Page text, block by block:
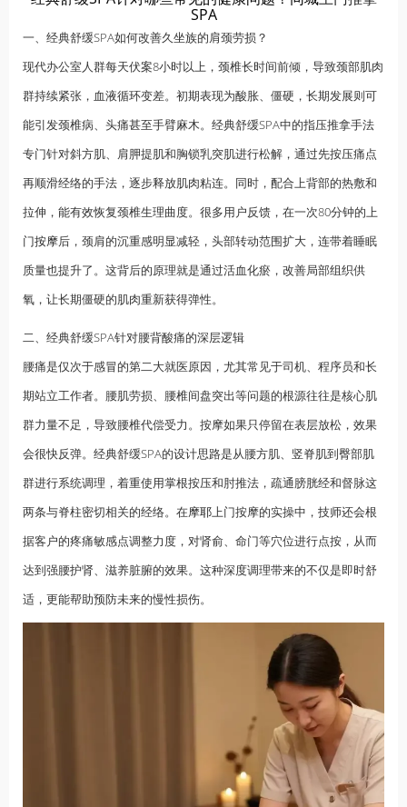
SPA
一、经典舒缓SPA如何改善久坐族的肩颈劳损？
现代办公室人群每天伏案8小时以上，颈椎长时间前倾，导致颈部肌肉
群持续紧张，血液循环变差。初期表现为酸胀、僵硬，长期发展则可
能引发颈椎病、头痛甚至手臂麻木。经典舒缓SPA中的指压推拿手法
专门针对斜方肌、肩胛提肌和胸锁乳突肌进行松解，通过先按压痛点
再顺滑经络的手法，逐步释放肌肉粘连。同时，配合上背部的热敷和
拉伸，能有效恢复颈椎生理曲度。很多用户反馈，在一次80分钟的上
门按摩后，颈肩的沉重感明显减轻，头部转动范围扩大，连带着睡眠
质量也提升了。这背后的原理就是通过活血化瘀，改善局部组织供
氧，让长期僵硬的肌肉重新获得弹性。
二、经典舒缓SPA针对腰背酸痛的深层逻辑
腰痛是仅次于感冒的第二大就医原因，尤其常见于司机、程序员和长
期站立工作者。腰肌劳损、腰椎间盘突出等问题的根源往往是核心肌
群力量不足，导致腰椎代偿受力。按摩如果只停留在表层放松，效果
会很快反弹。经典舒缓SPA的设计思路是从腰方肌、竖脊肌到臀部肌
群进行系统调理，着重使用掌根按压和肘推法，疏通膀胱经和督脉这
两条与脊柱密切相关的经络。在摩耶上门按摩的实操中，技师还会根
据客户的疼痛敏感点调整力度，对肾俞、命门等穴位进行点按，从而
达到强腰护肾、滋养脏腑的效果。这种深度调理带来的不仅是即时舒
适，更能帮助预防未来的慢性损伤。